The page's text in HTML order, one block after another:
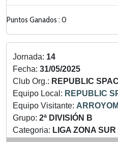
Puntos Ganados : 0
Jornada: 14
Fecha: 31/05/2025
Club Org.: REPUBLIC
Equipo Local: REPUBLIC
Equipo Visitante:
Grupo: 2ª DIVISIÓN B
Categoria: LIGA ZONA SUR